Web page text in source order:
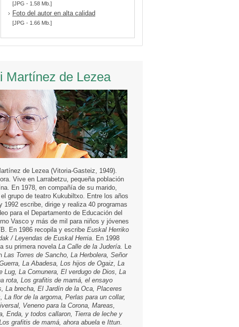
[JPG - 1.58 Mb.]
Foto del autor en alta calidad
[JPG - 1.66 Mb.]
Martínez de Lezea
de Lezea (Vitoria-Gasteiz, 1949).
Vive en Larrabetzu, pequeña población
En 1978, en compañía de su marido,
grupo de teatro Kukubiltxo. Entre los años
1992 escribe, dirige y realiza 40 programas
para el Departamento de Educación del
Vasco y más de mil para niños y jóvenes
En 1986 recopila y escribe Euskal Herriko
/ Leyendas de Euskal Herria. En 1998
su primera novelaLa Calle de la Judería. Le
Las Torres de Sancho, La Herbolera, Señor
La Abadesa, Los hijos de Ogaiz, La
Lug, La Comunera, El verdugo de Dios, La
rota, Los grafitis de mamá, el ensayo
La brecha, El Jardín de la Oca, Placeres
La flor de la argoma, Perlas para un collar,
Veneno para la Corona, Mareas,
Enda, y todos callaron, Tierra de leche y
grafitis de mamá, ahora abuela e Ittun.